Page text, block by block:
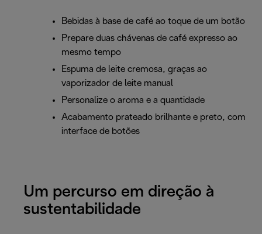
Bebidas à base de café ao toque de um botão
Prepare duas chávenas de café expresso ao
mesmo tempo
Espuma de leite cremosa, graças ao
vaporizador de leite manual
Personalize o aroma e a quantidade
Acabamento prateado brilhante e preto, com
interface de botões
Um percurso em direção à
sustentabilidade